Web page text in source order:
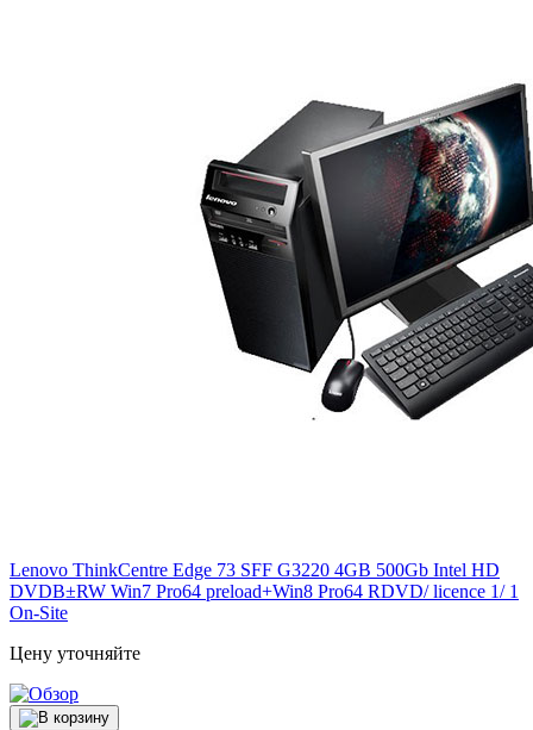
Lenovo ThinkCentre Edge 73 SFF G3220 4GB 500Gb Intel HD
DVDВ±RW Win7 Pro64 preload+Win8 Pro64 RDVD/ licence 1/ 1
On-Site
Цену уточняйте